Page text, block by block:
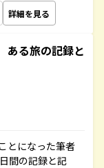
詳細を見る
る旅の記録と
とになった筆者
間の記録と記